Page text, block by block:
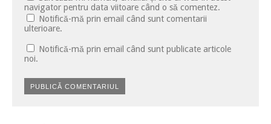
navigator pentru data viitoare când o să comentez.
Notifică-mă prin email când sunt comentarii
ulterioare.
Notifică-mă prin email când sunt publicate articole
noi.